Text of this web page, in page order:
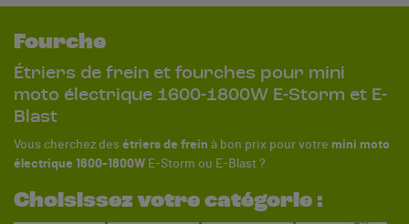
Fourche
Étriers de frein et fourches pour mini
moto électrique 1600-1800W E-Storm et E-
Blast
Vous cherchez des étriers de frein à bon prix pour votremini moto
électrique 1600-1800W E-Storm ou E-Blast ?
Choisissez votre catégorie :